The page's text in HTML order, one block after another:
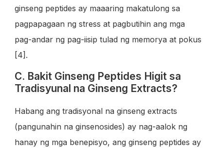
ginseng peptides ay maaaring makatulong sa
pagpapagaan ng stress at pagbutihin ang mga
pag-andar ng pag-iisip tulad ng memorya at pokus
[4].
C. Bakit Ginseng Peptides Higit sa
Tradisyunal na Ginseng Extracts?
Habang ang tradisyonal na ginseng extracts
(pangunahin na ginsenosides) ay nag-aalok ng
hanay ng mga benepisyo, ang ginseng peptides ay